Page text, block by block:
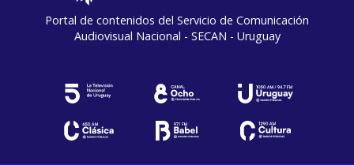
Portal de contenidos del Servicio de Comunicación
Audiovisual Nacional - SECAN - Uruguay